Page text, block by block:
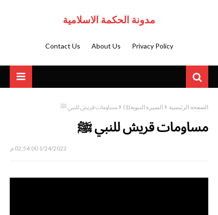
مدونة الحكمة الاسلامية
Privacy Policy
About Us
Contact Us
الصفحة الرئيسية السيرة النبوية(1) مساومات قريش للنبي ﷺ
مساومات قريش للنبي ﷺ
1/24/2022 02:54:00 م